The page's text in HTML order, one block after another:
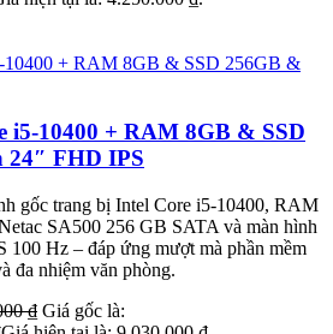
i5-10400 + RAM 8GB & SSD
FHD IPS
gốc trang bị Intel Core i5-10400, RAM
SA500 256 GB SATA và màn hình
Hz – đáp ứng mượt mà phần mềm
đa nhiệm văn phòng.
₫ Giá gốc là: